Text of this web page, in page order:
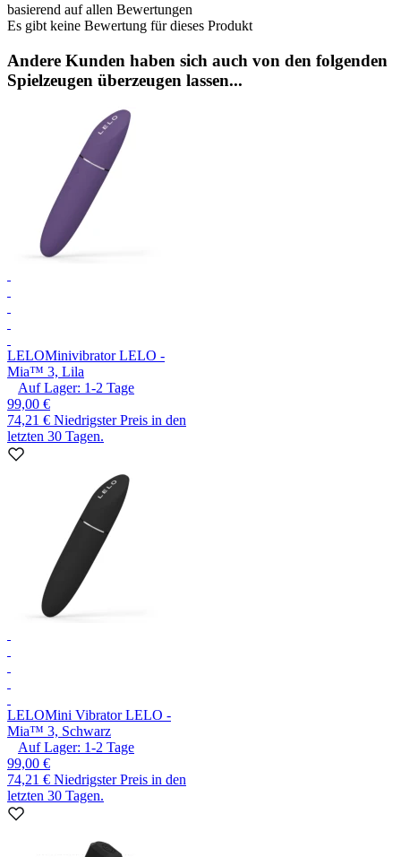
basierend auf allen Bewertungen
Es gibt keine Bewertung für dieses Produkt
Andere Kunden haben sich auch von den folgenden
Spielzeugen überzeugen lassen...
LELOMinivibrator LELO -
Mia™ 3, Lila
Auf Lager: 1-2 Tage
99,00 €
74,21 € Niedrigster Preis in den
letzten 30 Tagen.
LELOMini Vibrator LELO -
Mia™ 3, Schwarz
Auf Lager: 1-2 Tage
99,00 €
74,21 € Niedrigster Preis in den
letzten 30 Tagen.